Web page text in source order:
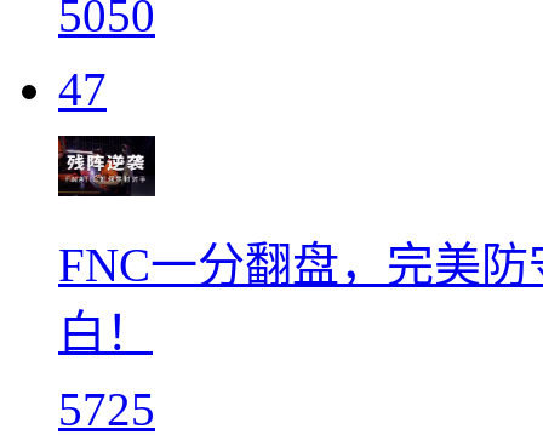
5050
47
FNC一分翻盘，完美
白！
5725